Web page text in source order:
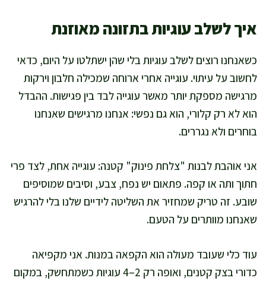
איך לשלב עוגיות בתזונה מאוזנת
כשאנחנו רוצים לשלב עוגיות בלי שהן ישתלטו על היום, כדאי
לחשוב על עיתוי. עוגייה אחרי ארוחה שמכילה חלבון וירקות
מרגישה מספקת יותר מאשר עוגייה לבד בין פגישות. ההבדל
הוא לא רק קלורי, הוא גם נפשי: אנחנו מרגישים שאנחנו
בוחרים ולא נגררים.
אני אוהבת לבנות "צלחת פינוק" קטנה: עוגייה אחת, לצד פרי
חתוך ותה או קפה. פתאום יש נפח, צבע, וסיבים שמוסיפים
שובע. זה טריק שמחזיר את השליטה לידיים שלנו בלי להרגיש
שאנחנו מוותרים על הטעם.
עוד כלי שעובד מעולה הוא הקפאה במנות. אני מקפיאה
כדורי בצק קטנים, ואופה רק 2–4 עוגיות כשמתחשק, במקום